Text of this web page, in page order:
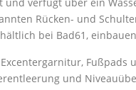
Rücken- und
bei Bad61,
und